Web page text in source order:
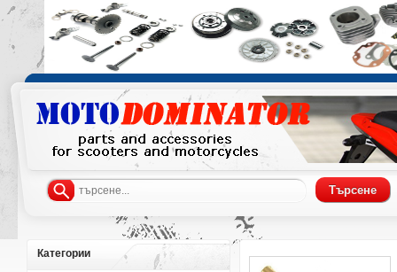
Категории